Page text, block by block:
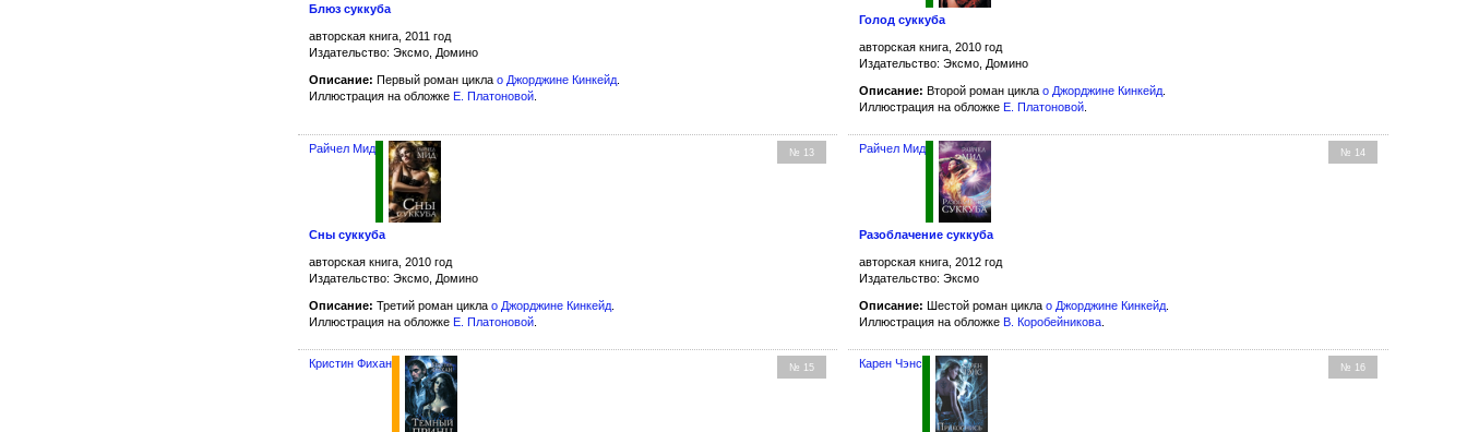
Блюз суккуба
авторская книга, 2011 год
Издательство: Эксмо, Домино
Описание: Первый роман цикла о Джорджине Кинкейд
Иллюстрация на обложке Е. Платоновой
Голод суккуба
авторская книга, 2010 год
Издательство: Эксмо, Домино
Описание: Второй роман циклао Джорджине Кинкейд
Иллюстрация на обложке Е. Платоновой
№ 13
Райчел Мид
Сны суккуба
авторская книга, 2010 год
Издательство: Эксмо, Домино
Описание: Третий роман цикла о Джорджине Кинкейд.
Иллюстрация на обложке Е. Платоновой.
№ 14
Райчел Мид
Разоблачение суккуба
авторская книга, 2012 год
Издательство: Эксмо
Описание: Шестой роман циклао Джорджине Кинкейд.
Иллюстрация на обложке В. Коробейникова.
№ 15
Кристин Фихан № 16
Карен Чэнс